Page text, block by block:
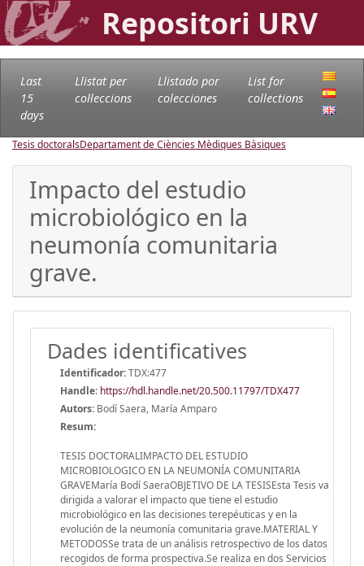
Repositori URV
Last
15
days
Llistat per
col·leccions
Llistado por
colecciones
List for
collections
Tesis doctoralsDepartament de Ciències Mèdiques Bàsiques
Impacto del estudio
microbiológico en la
neumonía comunitaria
grave.
Dades identificatives
Identificador:TDX:477
Handle: https://hdl.handle.net/20.500.11797/TDX477
Autors: Bodí Saera, María Amparo
Resum:
TESIS DOCTORALIMPACTO DEL ESTUDIO
MICROBIOLOGICO EN LA NEUMONÍA COMUNITARIA
GRAVEMaría Bodí SaeraOBJETIVO DE LA TESISEsta Tesis va
dirigida a valorar el impacto que tiene el estudio
microbiológico en las decisiones terepéuticas y en la
evolución de la neumonía comunitaria grave.MATERIAL Y
METODOSSe trata de un análisis retrospectivo de los datos
recogidos de forma prospectiva.Se realiza en dos Servicios